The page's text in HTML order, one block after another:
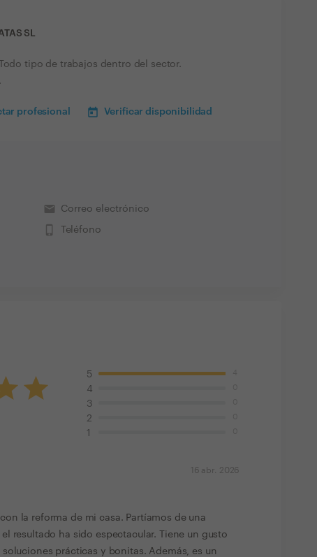
SL
tipo de trabajos dentro del sector.
profesional Verificar disponibilidad
email Correo electrónico
phone_iphone Teléfono
5
4
3
2
1
16 abr. 2026
la reforma de mi casa. Partíamos de una
resultado ha sido espectacular. Tiene un gusto
prácticas y bonitas. Además, es un